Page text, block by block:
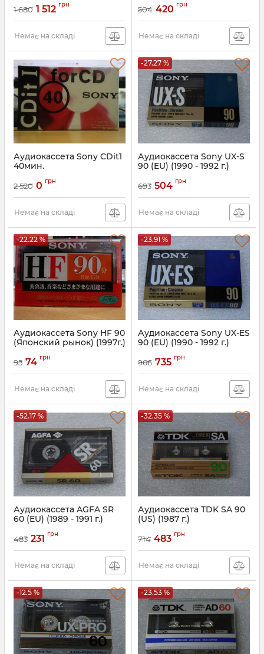
1 680 1 512 грн
Немає на складі
504 420 грн
Немає на складі
Аудиокассета Sony CDit1
40мин.
2 520 0 грн
Немає на складі
-27.27 %
Аудиокассета Sony UX-S
90 (EU) (1990 - 1992 г.)
693 504 грн
Немає на складі
-22.22 %
Аудиокассета Sony HF 90
(Японский рынок) (1997г.)
95 74 грн
Немає на складі
-23.91 %
Аудиокассета Sony UX-ES
90 (EU) (1990 - 1992 г.)
966 735 грн
Немає на складі
-52.17 %
Аудиокассета AGFA SR
60 (EU) (1989 - 1991 г.)
483 231 грн
Немає на складі
-32.35 %
Аудиокассета TDK SA 90
(US) (1987 г.)
714 483 грн
Немає на складі
-12.5 % -23.53 %